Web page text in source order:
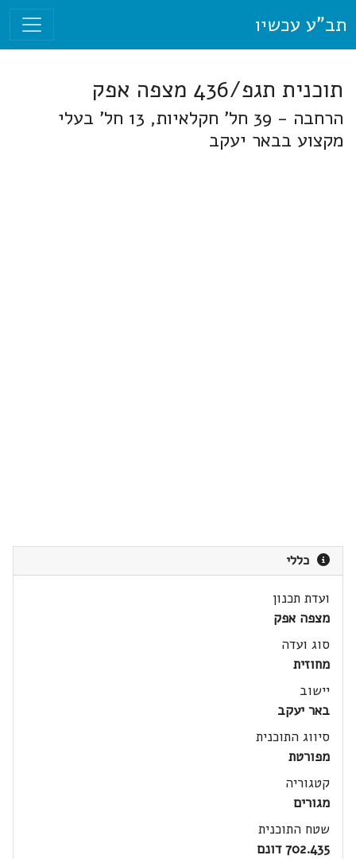
תב"ע עכשיו
תוכנית תגפ/436 מצפה אפק
הרחבה - 39 חל' חקלאיות, 13 חל' בעלי
מקצוע בבאר יעקב
כללי
ועדת תכנון
מצפה אפק
סוג ועדה
מחוזית
יישוב
באר יעקב
סיווג התוכנית
מפורטת
קטגוריה
מגורים
שטח התוכנית
702.435 דונם